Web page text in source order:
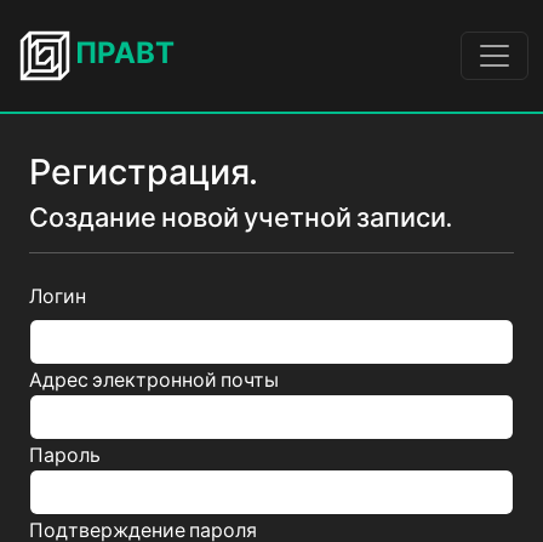
ПРАВТ
Регистрация.
Создание новой учетной записи.
Логин
Адрес электронной почты
Пароль
Подтверждение пароля